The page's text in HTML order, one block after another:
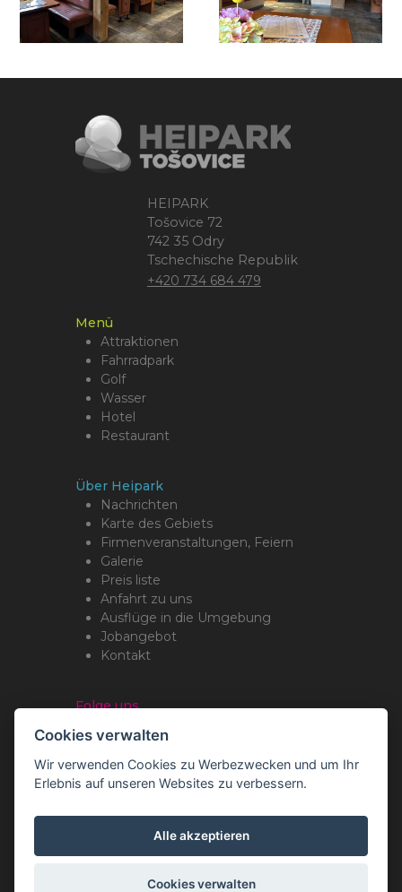
HEIPARK
Tošovice 72
742 35 Odry
Tschechische Republik
+420 734 684 479
Menü
Attraktionen
Fahrradpark
Golf
Wasser
Hotel
Restaurant
Über Heipark
Nachrichten
Karte des Gebiets
Firmenveranstaltungen, Feiern
Galerie
Preis liste
Anfahrt zu uns
Ausflüge in die Umgebung
Jobangebot
Kontakt
Folge uns
Cookies verwalten
Wir verwenden Cookies zu Werbezwecken und um Ihr
Erlebnis auf unseren Websites zu verbessern.
Alle akzeptieren
Cookies verwalten